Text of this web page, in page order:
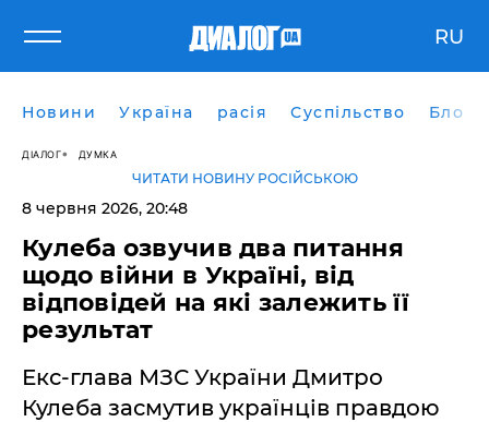
RU
Новини Україна расія Суспільство Блоги
ДІАЛОГ ДУМКА
ЧИТАТИ НОВИНУ РОСІЙСЬКОЮ
8 червня 2026, 20:48
​Кулеба озвучив два питання
щодо війни в Україні, від
відповідей на які залежить її
результат
Екс-глава МЗС України Дмитро
Кулеба засмутив українців правдою